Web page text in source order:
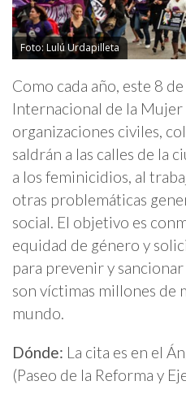
Foto: Lulú Urdapilleta
Como cada año, este 8
Internacional de la Mujer
organizaciones civiles,
saldrán a las calles de la
a los feminicidios, al
otras problemáticas
social. El objetivo es
equidad de género y
para prevenir y
son víctimas millones de
mundo.
Dónde: La cita es en el
(Paseo de la Reforma y